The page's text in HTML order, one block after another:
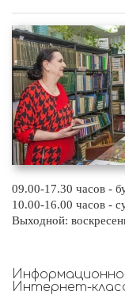
09.00-17.30 часов -
10.00-16.00 часов -
Выходной:
Интернет-